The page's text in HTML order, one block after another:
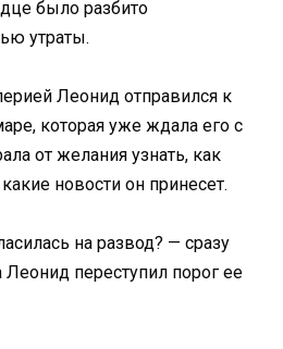
было разбито
утраты.
Леонид отправился к
которая уже ждала его с
от желания узнать, как
новости он принесет.
на развод? — сразу
Леонид переступил порог ее